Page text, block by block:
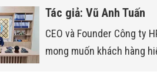
Tác giả: Vũ Anh Tuấn
CEO và Founder Công ty
mong muốn khách hàng